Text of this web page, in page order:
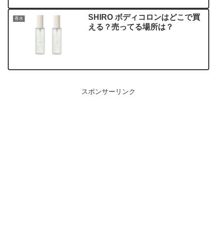
香水
SHIRO ボディコロンはどこで買
える？売ってる場所は？
スポンサーリンク